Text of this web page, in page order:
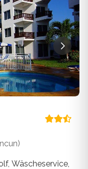
Wäscheservice,